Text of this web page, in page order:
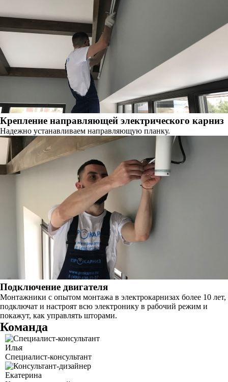
Крепление направляющей электрического карниз
Надежно устанавливаем направляющую планку.
Подключение двигателя
Монтажники с опытом монтажа в электрокарнизах более 10 лет,
подключат и настроят всю электронику в рабочий режим и
покажут, как управлять шторами.
Команда
Илья
Специалист-консультант
Екатерина